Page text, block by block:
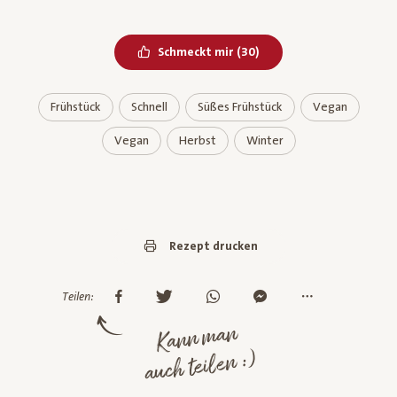
Schmeckt mir Bereits geliked
(30)
Frühstück Schnell Süßes Frühstück Vegan
Vegan Herbst Winter
Rezept drucken
Teilen:
Kann man
auch teilen :)